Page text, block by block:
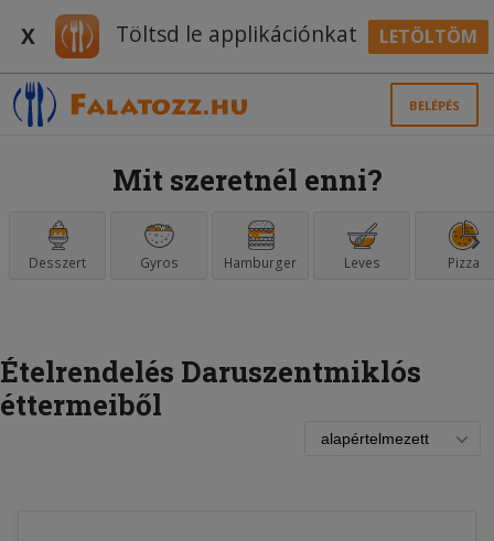
X Töltsd le applikációnkat LETÖLTÖM
BELÉPÉS
Mit szeretnél enni?
Desszert Gyros Hamburger Leves Pizza
Ételrendelés Daruszentmiklós
éttermeiből